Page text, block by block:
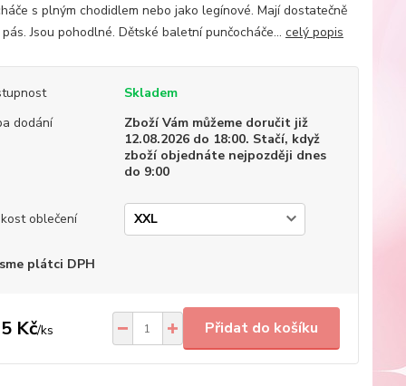
s plným chodidlem nebo jako legínové. Mají dostatečně
Jsou pohodlné. Dětské baletní punčocháče... celý popis
Skladem
dodání
Zboží Vám můžeme doručit již
12.08.2026 do 18:00. Stačí, když
zboží objednáte nejpozději dnes
do 9:00
oblečení
plátci DPH
Kč/ks Přidat do košíku